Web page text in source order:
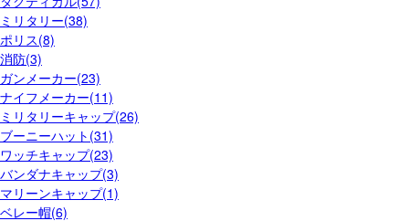
ミリタリー(38)
ポリス(8)
消防(3)
ガンメーカー(23)
ナイフメーカー(11)
ミリタリーキャップ(26)
ブーニーハット(31)
ワッチキャップ(23)
バンダナキャップ(3)
マリーンキャップ(1)
ベレー帽(6)